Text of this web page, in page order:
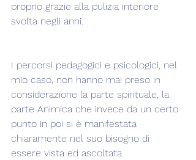
proprio grazie alla pulizia interiore
svolta negli anni.
I percorsi pedagogici e psicologici, nel
mio caso, non hanno mai preso in
considerazione la parte spirituale, la
parte Animica che invece da un certo
punto in poi si è manifestata
chiaramente nel suo bisogno di
essere vista ed ascoltata.